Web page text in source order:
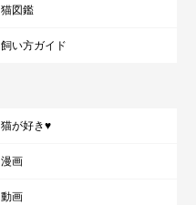
猫図鑑
飼い方ガイド
猫が好き♥
漫画
動画